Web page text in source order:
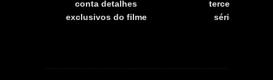
conta detalhes
exclusivos do filme
terceira
série já tem